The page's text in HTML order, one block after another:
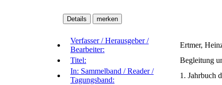
Verfasser / Herausgeber /
Bearbeiter:
Ertmer,
Titel:
Begleitung
In: Sammelband / Reader /
Tagungsband:
1. Jahrbuch